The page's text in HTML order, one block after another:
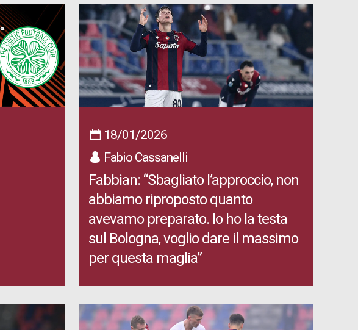
18/01/2026
Fabio Cassanelli
Fabbian: “Sbagliato l’approccio, non
abbiamo riproposto quanto
avevamo preparato. Io ho la testa
sul Bologna, voglio dare il massimo
per questa maglia”